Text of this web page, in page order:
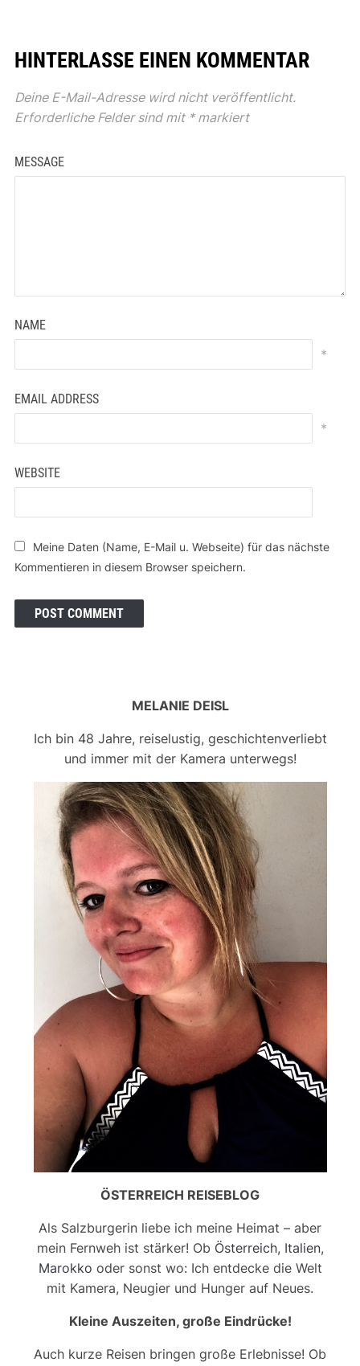
HINTERLASSE EINEN KOMMENTAR
Deine E-Mail-Adresse wird nicht veröffentlicht.
Erforderliche Felder sind mit *markiert
MESSAGE
NAME
*
EMAIL ADDRESS
*
WEBSITE
Meine Daten (Name, E-Mail u. Webseite) für das nächste
Kommentieren in diesem Browser speichern.
MELANIE DEISL
Ich bin 48 Jahre, reiselustig, geschichtenverliebt
und immer mit der Kamera unterwegs!
ÖSTERREICH REISEBLOG
Als Salzburgerin liebe ich meine Heimat – aber
mein Fernweh ist stärker! Ob Österreich, Italien,
Marokko oder sonst wo: Ich entdecke die Welt
mit Kamera, Neugier und Hunger auf Neues.
Kleine Auszeiten, große Eindrücke!
Auch kurze Reisen bringen große Erlebnisse! Ob